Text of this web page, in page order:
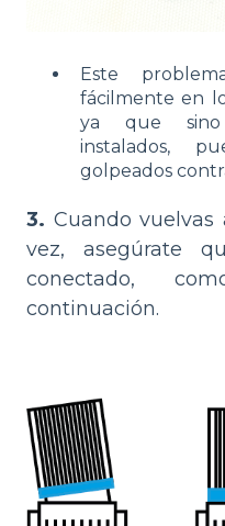
Este
fácilmente en
ya que sino
instalados,
golpeados
3. Cuando
vez, asegúrate
conectado,
continuación.